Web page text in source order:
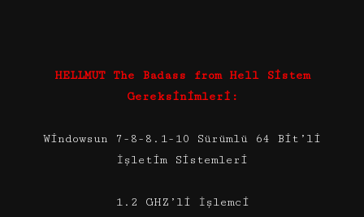
HELLMUT The Badass from Hell Sistem
Gereksinimleri:
Windowsun 7-8-8.1-10 Sürümlü 64 Bit’li
İşletim Sistemleri
1.2 GHZ’li İşlemci